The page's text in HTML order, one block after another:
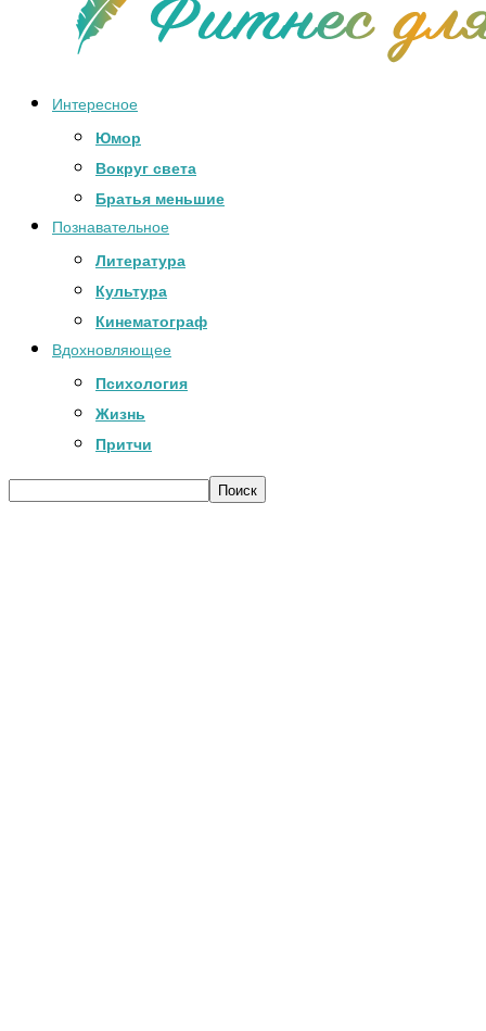
Интересное
Юмор
Вокруг света
Братья меньшие
Познавательное
Литература
Культура
Кинематограф
Вдохновляющее
Психология
Жизнь
Притчи